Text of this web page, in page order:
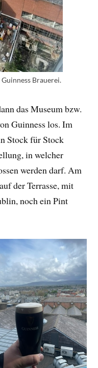
Brauerei.
das Museum bzw.
Guinness los. Im
Stock für Stock
in welcher
werden darf. Am
der Terrasse, mit
noch ein Pint